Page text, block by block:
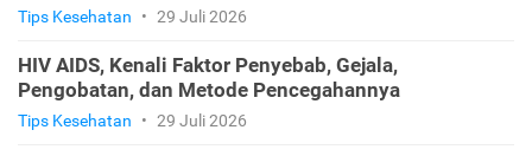
Tips Kesehatan • 29 Juli 2026
HIV AIDS, Kenali Faktor Penyebab, Gejala,
Pengobatan, dan Metode Pencegahannya
Tips Kesehatan • 29 Juli 2026